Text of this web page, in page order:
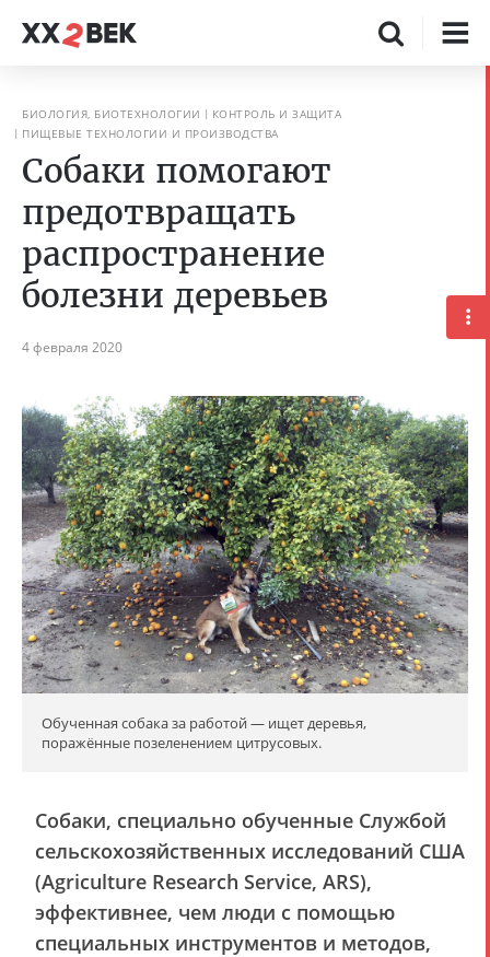
БИОЛОГИЯ, БИОТЕХНОЛОГИИ
КОНТРОЛЬ И ЗАЩИТА
ПИЩЕВЫЕ ТЕХНОЛОГИИ И ПРОИЗВОДСТВА
Собаки помогают
предотвращать
распространение
болезни деревьев
4 февраля 2020
Обученная собака за работой — ищет деревья,
поражённые позеленением цитрусовых.
Собаки, специально обученные Службой
сельскохозяйственных исследований США
(Agriculture Research Service, ARS),
эффективнее, чем люди с помощью
специальных инструментов и методов,